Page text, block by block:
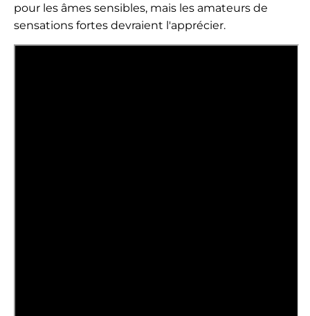
pour les âmes sensibles, mais les amateurs de
sensations fortes devraient l'apprécier.